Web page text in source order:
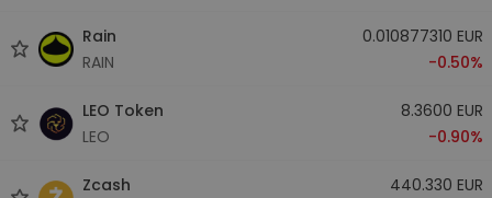
Rain
RAIN
0.010877310 EUR
-0.50%
LEO Token
LEO
8.3600 EUR
-0.90%
Zcash
440.330 EUR